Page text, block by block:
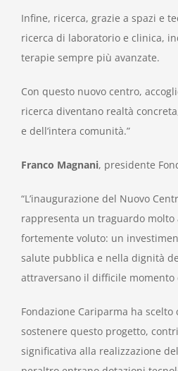
Infine, ricerca, grazie a spazi e
ricerca di laboratorio e clinica,
terapie sempre più avanzate.
Con questo nuovo centro,
ricerca diventano realtà
e dell’intera comunità.”
Franco Magnani, presidente
“L’inaugurazione del Nuovo
rappresenta un traguardo molto
fortemente voluto: un
salute pubblica e nella dignità
attraversano il difficile momento
Fondazione Cariparma ha
sostenere questo progetto,
significativa alla realizzazione